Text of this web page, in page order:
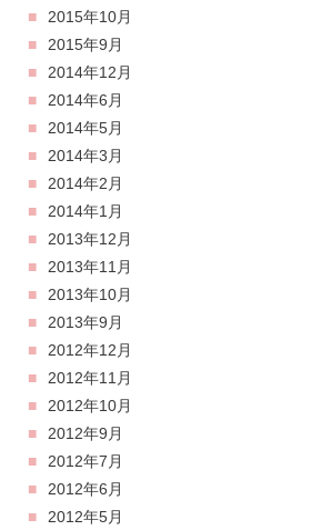
2015年10月
2015年9月
2014年12月
2014年6月
2014年5月
2014年3月
2014年2月
2014年1月
2013年12月
2013年11月
2013年10月
2013年9月
2012年12月
2012年11月
2012年10月
2012年9月
2012年7月
2012年6月
2012年5月